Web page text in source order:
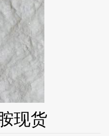
现货